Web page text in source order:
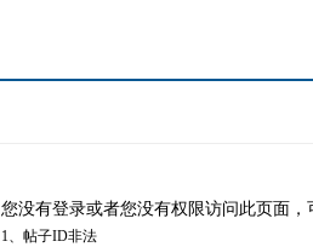
您没有登录或者您没有权限访问此页面
1、帖子ID非法